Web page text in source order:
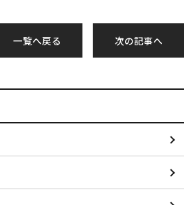
一覧へ戻る 次の記事へ